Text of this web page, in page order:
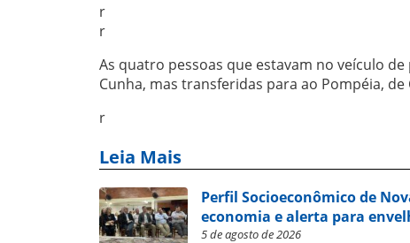
r
r
As quatro pessoas que estavam no veículo
Cunha, mas transferidas para ao Pompéia,
r
Leia Mais
Perfil Socioeconômico de
economia e alerta para
5 de agosto de 2026